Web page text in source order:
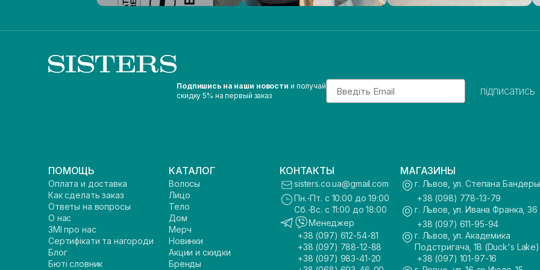
Подпишись на наши новости и получай
скидку 5% на первый заказ
Email
підписатись
ПОМОЩЬ
Оплата и доставка
Как сделать заказ
Ответы на вопросы
О нас
ЗМІ про нас
Сертифікати та нагороди
Блог
Бюті словник
КАТАЛОГ
Волосы
Лицо
Тело
Дом
Мерч
Новинки
Акции и скидки
Бренды
КОНТАКТЫ
sisters.co.ua@gmail.com
Пн.-Пт. с 10:00 до 19:00
Сб.-Вс. с 11:00 до 18:00
Менеджер
+38 (097) 612-54-81
+38 (097) 788-12-88
+38 (097) 983-41-20
МАГАЗИНЫ
г. Львов, ул. Степана
+38 (098) 778-13-79
г. Львов, ул. Ивана Франка, 36
+38 (097) 611-95-94
г. Львов, ул. Академика
Подстригача, 1В (Duck's Lake)
+38 (097) 101-97-16